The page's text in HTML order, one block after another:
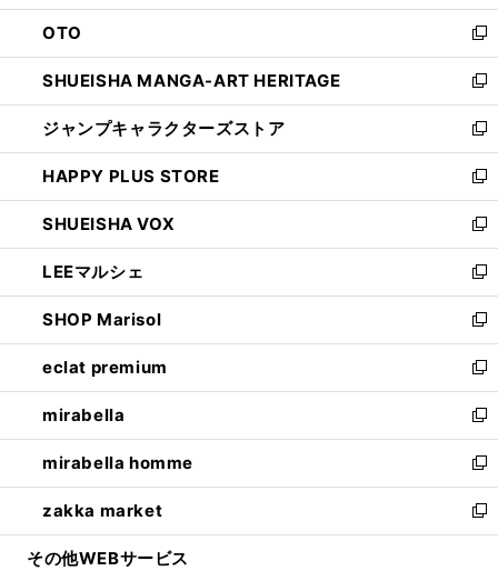
ウ
で
開
く
ン
ド
ウ
で
開
く
OTO
新
し
い
ウ
ィ
ン
ド
ウ
で
開
く
SHUEISHA MANGA-ART HERITAGE
新
し
い
ウ
ィ
ン
ド
ウ
で
開
く
ジャンプキャラクターズストア
新
し
い
ウ
ィ
ン
ド
ウ
で
開
く
HAPPY PLUS STORE
新
し
い
ウ
ィ
ン
ド
ウ
で
開
く
SHUEISHA VOX
新
し
い
ウ
ィ
ン
ド
ウ
で
開
く
LEEマルシェ
新
し
い
ウ
ィ
ン
ド
ウ
で
開
く
SHOP Marisol
新
し
い
ウ
ィ
ン
ド
ウ
で
開
eclat premium
新
し
い
ウ
ィ
ン
ド
ウ
mirabella
新
し
い
ウ
ィ
ン
mirabella homme
新
し
い
ウ
zakka market
新
し
その他WEBサービス